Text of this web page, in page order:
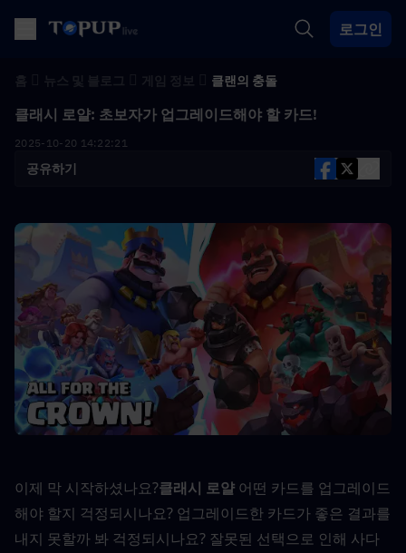
로그인
클랜의 충돌
클래시 로얄: 초보자가 업그레이드해야 할 카드!
2025-10-20 14:22:21
공유하기
이제 막 시작하셨나요?클래시 로얄 어떤 카드를 업그레이드
해야 할지 걱정되시나요? 업그레이드한 카드가 좋은 결과를
내지 못할까 봐 걱정되시나요? 잘못된 선택으로 인해 사다